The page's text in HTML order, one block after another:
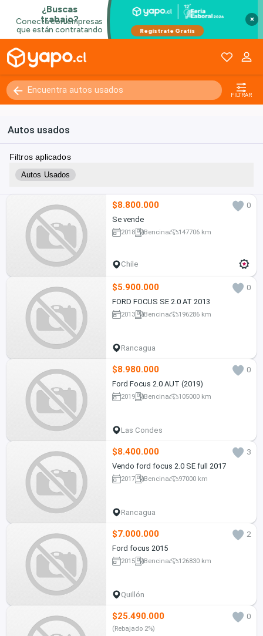
×
FILTRAR
Autos usados
Filtros aplicados
Autos Usados
$8.800.000
0
Se vende
2018 Bencina 147706 km
Chile
$5.900.000
0
FORD FOCUS SE 2.0 AT 2013
2013 Bencina 196286 km
Rancagua
$8.980.000
0
Ford Focus 2.0 AUT (2019)
2019 Bencina 105000 km
Las Condes
$8.400.000
3
Vendo ford focus 2.0 SE full 2017
2017 Bencina 97000 km
Rancagua
$7.000.000
2
Ford focus 2015
2015 Bencina 126830 km
Quillón
$25.490.000 0
(Rebajado 2%)